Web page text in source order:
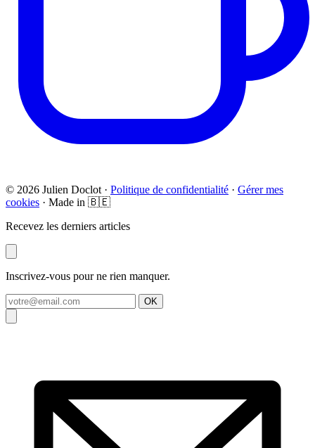
© 2026 Julien Doclot · Politique de confidentialité · Gérer mes
cookies · Made in 🇧🇪
Recevez les derniers articles
Inscrivez-vous pour ne rien manquer.
OK